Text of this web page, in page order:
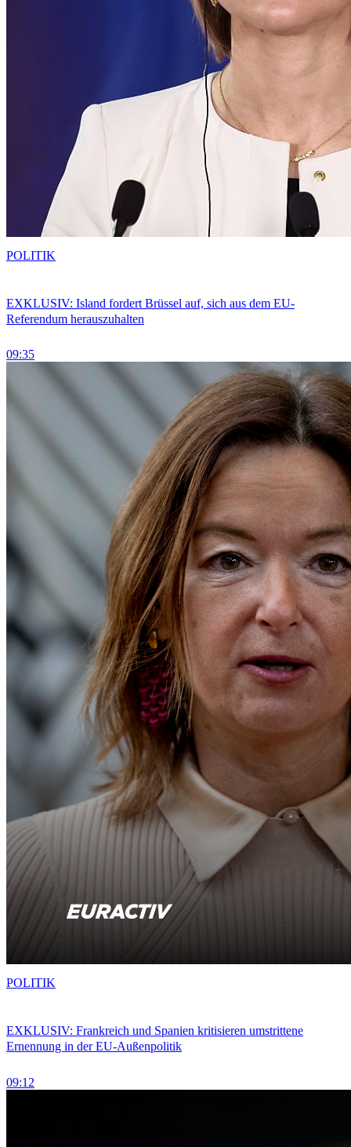
EXKLUSIV: Island fordert Brüssel auf, sich aus dem EU-
Referendum herauszuhalten
09:35
POLITIK
EXKLUSIV: Frankreich und Spanien kritisieren umstrittene
Ernennung in der EU-Außenpolitik
09:12
POLITIK